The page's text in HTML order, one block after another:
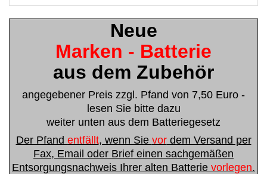
Neue
Marken - Batterie
aus dem Zubehör
angegebener Preis zzgl. Pfand von 7,50 Euro -
lesen Sie bitte dazu
weiter unten aus dem Batteriegesetz
Der Pfand entfällt, wenn Sie vordem Versand per
Fax, Email oder Brief einen sachgemäßen
Entsorgungsnachweis Ihrer alten Batterie vorlegen.